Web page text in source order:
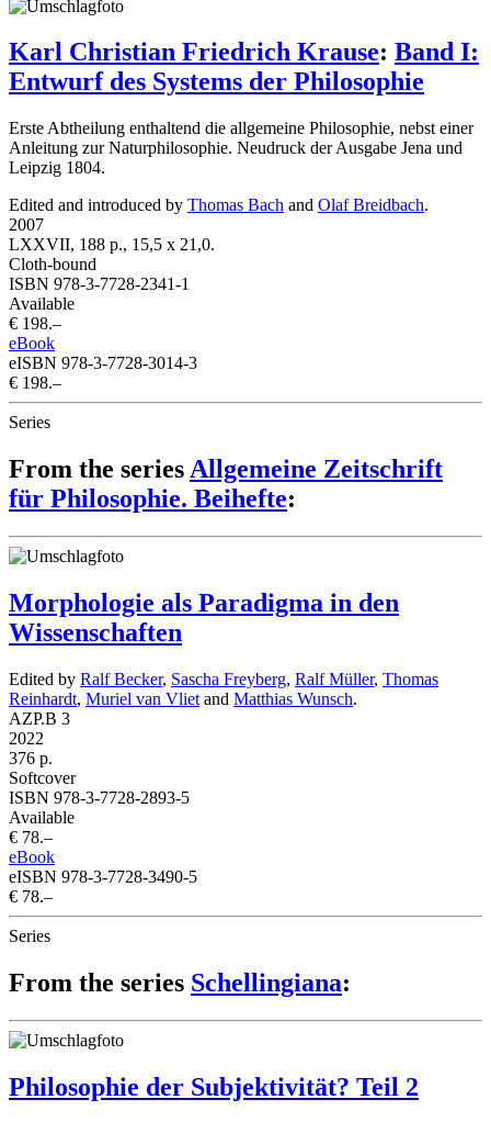
Karl Christian Friedrich Krause: Band I:
Entwurf des Systems der Philosophie
Erste Abtheilung enthaltend die allgemeine Philosophie, nebst einer
Anleitung zur Naturphilosophie. Neudruck der Ausgabe Jena und
Leipzig 1804.
Edited and introduced by Thomas Bach and Olaf Breidbach.
2007
LXXVII, 188 p., 15,5 x 21,0.
Cloth-bound
ISBN 978-3-7728-2341-1
Available
€ 198.–
eBook
eISBN 978-3-7728-3014-3
€ 198.–
Series
From the seriesAllgemeine Zeitschrift
für Philosophie. Beihefte:
Morphologie als Paradigma in den
Wissenschaften
Edited by Ralf Becker, Sascha Freyberg, Ralf Müller, Thomas
Reinhardt, Muriel van Vliet and Matthias Wunsch.
AZP.B 3
2022
376 p.
Softcover
ISBN 978-3-7728-2893-5
Available
€ 78.–
eBook
eISBN 978-3-7728-3490-5
€ 78.–
Series
From the series Schellingiana:
Philosophie der Subjektivität? Teil 2